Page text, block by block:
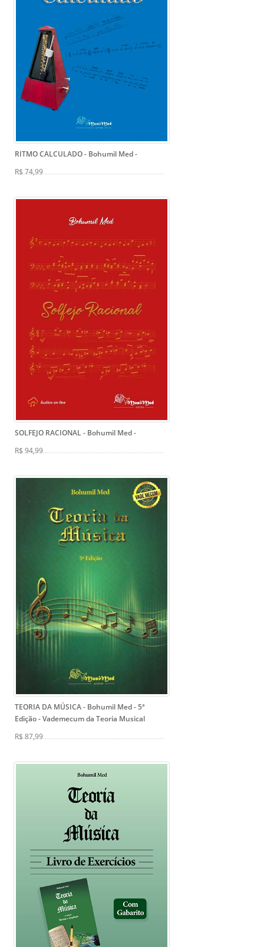
RITMO CALCULADO - Bohumil Med-
R$ 74,99
SOLFEJO RACIONAL - Bohumil Med-
R$ 94,99
TEORIA DA MÚSICA - Bohumil Med - 5ª
Edição- Vademecum da Teoria Musical
R$ 87,99